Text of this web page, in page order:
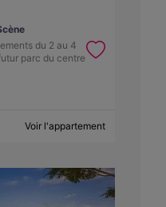
du 2 au 4
parc du centre
Voir l'appartement